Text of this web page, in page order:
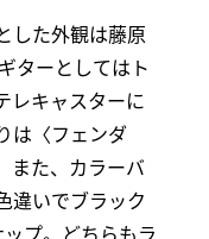
した外観は藤原
ターとしてはト
レキャスターに
は〈フェンダ
また、カラーバ
違いでブラック